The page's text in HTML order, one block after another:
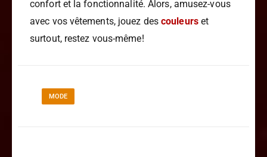
confort et la fonctionnalité. Alors, amusez-vous
avec vos vêtements, jouez descouleurset
surtout, restez vous-même!
MODE